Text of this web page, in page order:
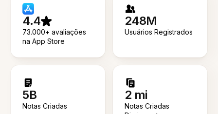
4.4
73.000+ avaliações
na App Store
248M
Usuários Registrados
5B
Notas Criadas
2 mi
Notas Criadas